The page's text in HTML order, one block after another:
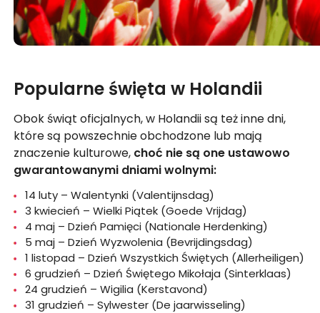
Popularne święta w Holandii
Obok świąt oficjalnych, w Holandii są też inne dni,
które są powszechnie obchodzone lub mają
znaczenie kulturowe, choć nie są one ustawowo
gwarantowanymi dniami wolnymi:
14 luty – Walentynki (Valentijnsdag)
3 kwiecień – Wielki Piątek (Goede Vrijdag)
4 maj – Dzień Pamięci (Nationale Herdenking)
5 maj – Dzień Wyzwolenia (Bevrijdingsdag)
1 listopad – Dzień Wszystkich Świętych (Allerheiligen)
6 grudzień – Dzień Świętego Mikołaja (Sinterklaas)
24 grudzień – Wigilia (Kerstavond)
31 grudzień – Sylwester (De jaarwisseling)